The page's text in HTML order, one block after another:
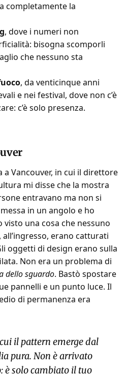
completamente la
, dove i numeri non
bisogna scomporli
che nessuno sta
, da venticinque anni
e nei festival, dove non c’è
c’è solo presenza.
Vancouver, in cui il direttore
mi disse che la mostra
entravano ma non si
in un angolo e ho
visto una cosa che nessuno
erano catturati
oggetti di design erano sulla
Non era un problema di
dello sguardo. Bastò spostare
pannelli e un punto luce. Il
di permanenza era
il pattern emerge dal
pura. Non è arrivato
è solo cambiato il tuo